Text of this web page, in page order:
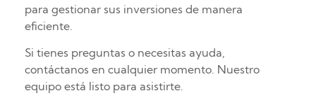
para gestionar sus inversiones de manera
eficiente.
Si tienes preguntas o necesitas ayuda,
contáctanos en cualquier momento. Nuestro
equipo está listo para asistirte.